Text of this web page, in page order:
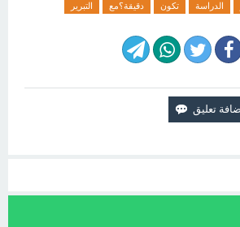
الدراسة تكون دقيقة؟مع التبرير